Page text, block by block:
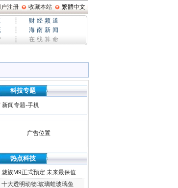
户注册 收藏本站
繁體中文
┊
财经频道
┊
海南新闻
┊ 在线算命
科技专题
新闻专题-手机
广告位置
热点科技
魅族M9正式预定 未来最保值
十大透明动物:玻璃蛙玻璃鱼